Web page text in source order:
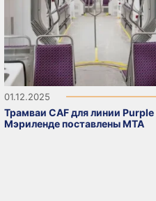
01.12.2025
Трамваи CAF для линии Purple
Мэриленде поставлены MTA